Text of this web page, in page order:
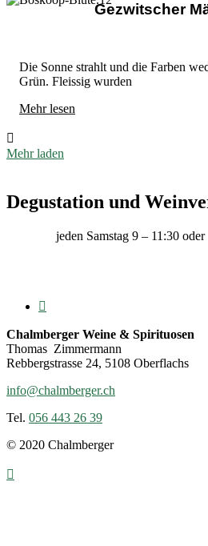
Gezwitscher
Die Sonne strahlt und die Farben
Grün. Fleissig wurden
Mehr lesen
Mehr laden
Degustation und
jeden Samstag 9 – 11:30
Chalmberger Weine & Spirituosen
Thomas Zimmermann
Rebbergstrasse 24, 5108 Oberflachs
info@chalmberger.ch
Tel. 056 443 26 39
© 2020 Chalmberger